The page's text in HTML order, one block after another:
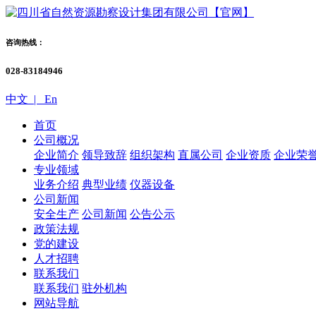
咨询热线：
028-83184946
中文 | En
首页
公司概况
企业简介 领导致辞 组织架构 直属公司 企业资质 企业荣
专业领域
业务介绍 典型业绩 仪器设备
公司新闻
安全生产 公司新闻 公告公示
政策法规
党的建设
人才招聘
联系我们
联系我们 驻外机构
网站导航